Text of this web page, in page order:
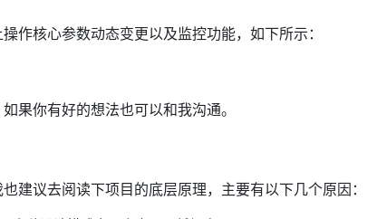
作核心参数动态变更以及监控功能，如下所示：
果你有好的想法也可以和我沟通。
建议去阅读下项目的底层原理，主要有以下几个原因：